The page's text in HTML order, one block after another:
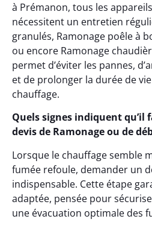
à Prémanon, tous les
nécessitent un entretien
granulés, Ramonage poêle à
ou encore Ramonage
permet d’éviter les pannes,
et de prolonger la durée de
chauffage.
Quels signes indiquent qu’il
devis de Ramonage ou de
Lorsque le chauffage semble
fumée refoule, demander un
indispensable. Cette étape
adaptée, pensée pour
une évacuation optimale des